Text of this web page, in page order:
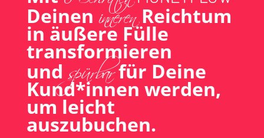
Deinen innerenReichtum
in äußere Fülle
transformieren
und spürbarfür Deine
Kund*innen werden,
um leicht
auszubuchen.